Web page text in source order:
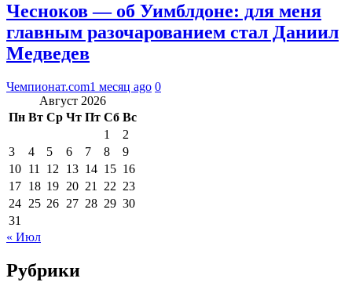
Чесноков — об Уимблдоне: для меня
главным разочарованием стал Даниил
Медведев
Чемпионат.com1 месяц ago 0
Август 2026
Пн Вт Ср Чт Пт Сб Вс
1
2
3
4 5 6 7 8
9
10 11 12 13 14 15 16
17 18 19 20 21 22 23
24 25 26 27 28 29 30
31
« Июл
Рубрики